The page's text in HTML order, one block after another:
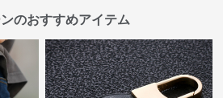
のおすすめアイテム